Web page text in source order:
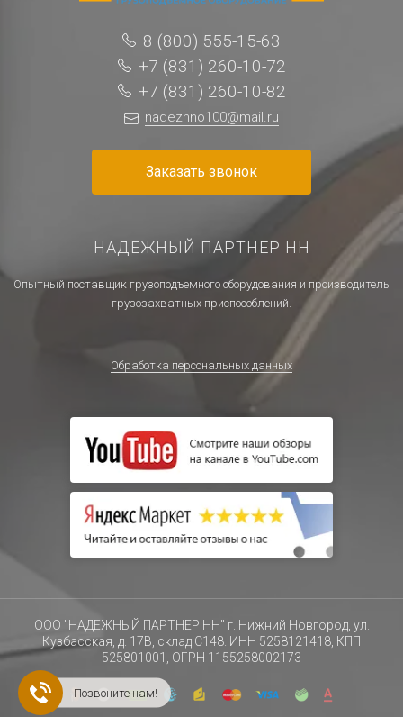
8 (800) 555-15-63
+7 (831) 260-10-72
+7 (831) 260-10-82
nadezhno100@mail.ru
Заказать звонок
НАДЕЖНЫЙ ПАРТНЕР НН
Опытный поставщик грузоподъемного оборудования и производитель
грузозахватных приспособлений.
Обработка персональных данных
ООО "НАДЕЖНЫЙ ПАРТНЕР НН" г. Нижний Новгород, ул.
Кузбасская, д. 17В, склад С148. ИНН 5258121418, КПП
525801001, ОГРН 1155258002173
Позвоните нам!